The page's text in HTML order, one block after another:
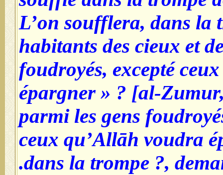
L’on soufflera, dans la
habitants des cieux et
foudroyés, excepté
épargner » ? [al-
parmi les gens
ceux qu’Allāh voudra
dans la trompe ?,